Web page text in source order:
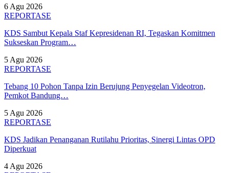
6 Agu 2026
REPORTASE
KDS Sambut Kepala Staf Kepresidenan RI, Tegaskan Komitmen
Sukseskan Program…
5 Agu 2026
REPORTASE
Tebang 10 Pohon Tanpa Izin Berujung Penyegelan Videotron,
Pemkot Bandung…
5 Agu 2026
REPORTASE
KDS Jadikan Penanganan Rutilahu Prioritas, Sinergi Lintas OPD
Diperkuat
4 Agu 2026